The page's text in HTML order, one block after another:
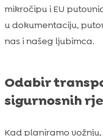
mikročipu i EU
u dokumentaciju,
nas i našeg ljubimca.
Odabir
sigurnosnih
Kad planiramo